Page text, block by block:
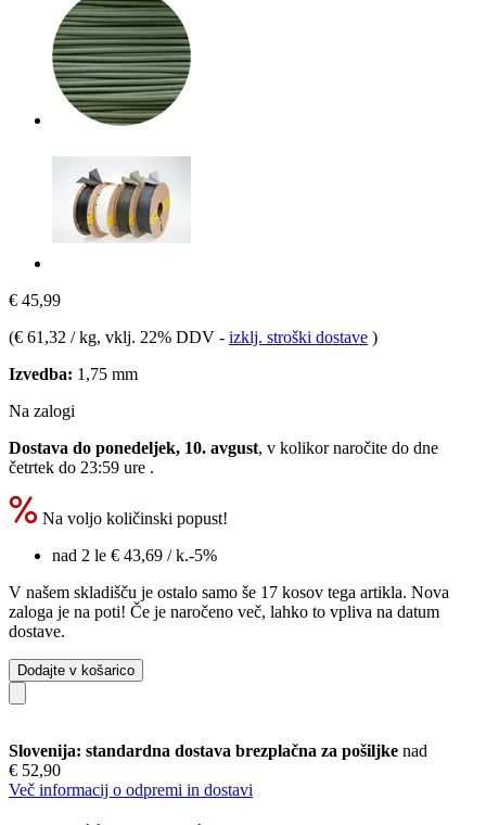
€ 45,99
(€ 61,32 / kg, vklj. 22% DDV - izklj. stroški dostave )
Izvedba: 1,75 mm
Na zalogi
Dostava do ponedeljek, 10. avgust, v kolikor naročite do dne
četrtek do 23:59 ure .
Na voljo količinski popust!
nad 2 le € 43,69 / k.-5%
V našem skladišču je ostalo samo še 17 kosov tega artikla. Nova
zaloga je na poti! Če je naročeno več, lahko to vpliva na datum
dostave.
Dodajte v košarico
Slovenija: standardna dostava brezplačna za pošiljke nad
€ 52,90
Več informacij o odpremi in dostavi